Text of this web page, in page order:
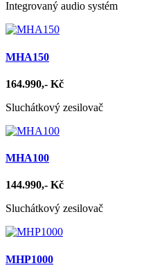
Integrovaný audio systém
MHA150
164.990,- Kč
Sluchátkový zesilovač
MHA100
144.990,- Kč
Sluchátkový zesilovač
MHP1000